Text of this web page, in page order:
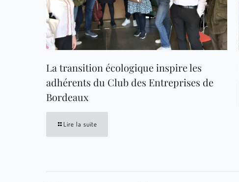
La transition écologique inspire les
adhérents du Club des Entreprises de
Bordeaux
Lire la suite